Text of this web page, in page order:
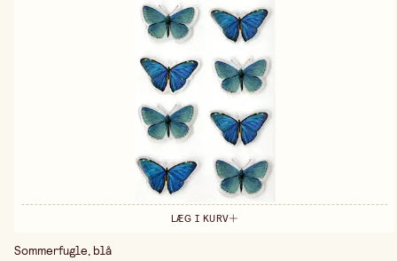
LÆG I KURV
Sommerfugle, blå